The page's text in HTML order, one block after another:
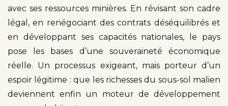
avec ses ressources minières. En révisant son cadre
légal, en renégociant des contrats déséquilibrés et
en développant ses capacités nationales, le pays
pose les bases d’une souveraineté économique
réelle. Un processus exigeant, mais porteur d’un
espoir légitime : que les richesses du sous-sol malien
deviennent enfin un moteur de développement